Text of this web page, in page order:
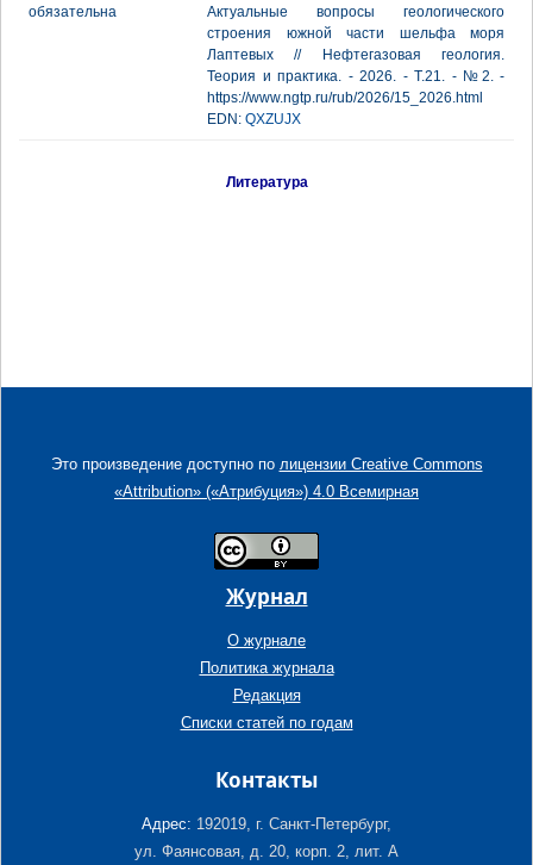
обязательна
Актуальные вопросы геологического
строения южной части шельфа моря
Лаптевых // Нефтегазовая геология.
Теория и практика. - 2026. - Т.21. - №2. -
https://www.ngtp.ru/rub/2026/15_2026.html
EDN: QXZUJX
Литература
Это произведение доступно по лицензии Creative Commons
«Attribution» («Атрибуция») 4.0 Всемирная
Журнал
О журнале
Политика журнала
Редакция
Списки статей по годам
Контакты
Адрес: 192019, г. Санкт-Петербург,
ул. Фаянсовая, д. 20, корп. 2, лит. А